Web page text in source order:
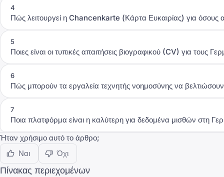
4
Πώς λειτουργεί η Chancenkarte (Κάρτα Ευκαιρίας) για όσους
5
Ποιες είναι οι τυπικές απαιτήσεις βιογραφικού (CV) για τους
6
Πώς μπορούν τα εργαλεία τεχνητής νοημοσύνης να
7
Ποια πλατφόρμα είναι η καλύτερη για δεδομένα μισθών στη
Ήταν χρήσιμο αυτό το άρθρο;
Ναι
Όχι
Πίνακας περιεχομένων